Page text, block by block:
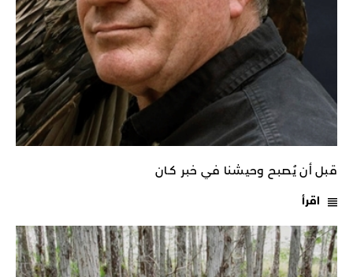
قبل أن يُصبح وحيشنا في خبر كـان
اقرأ